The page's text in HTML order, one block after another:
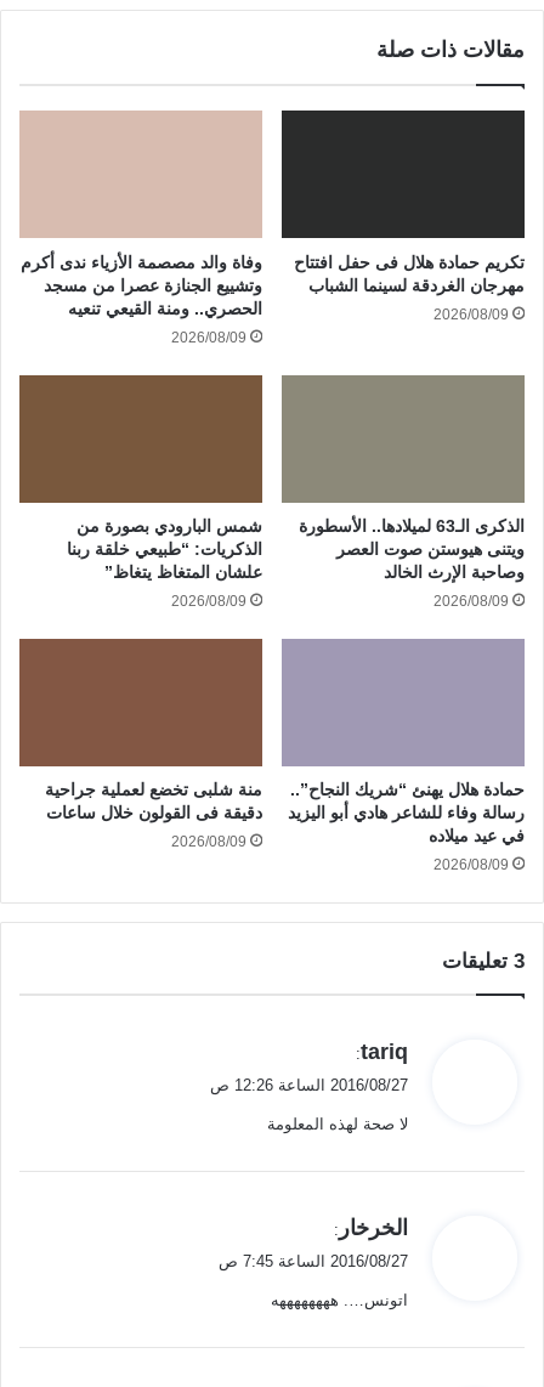
مقالات ذات صلة
تكريم حمادة هلال فى حفل افتتاح
مهرجان الغردقة لسينما الشباب
2026/08/09
وفاة والد مصصمة الأزياء ندى أكرم
وتشييع الجنازة عصرا من مسجد
الحصري.. ومنة القيعي تنعيه
2026/08/09
الذكرى الـ63 لميلادها.. الأسطورة
ويتنى هيوستن صوت العصر
وصاحبة الإرث الخالد
2026/08/09
شمس البارودي بصورة من
الذكريات: “طبيعي خلقة ربنا
علشان المتغاظ يتغاظ”
2026/08/09
حمادة هلال يهنئ “شريك النجاح”..
رسالة وفاء للشاعر هادي أبو اليزيد
في عيد ميلاده
2026/08/09
منة شلبى تخضع لعملية جراحية
دقيقة فى القولون خلال ساعات
2026/08/09
‫3 تعليقات
ي
ق
ل
tariq
:
2016/08/27 الساعة 12:26 ص
لا صحة لهذه المعلومة
ي
ق
ل
الخرخار :
2016/08/27 الساعة 7:45 ص
اتونس…. ههههههههه